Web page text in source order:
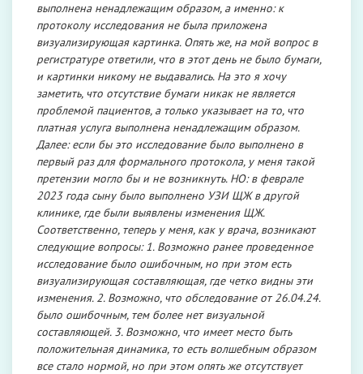
выполнена ненадлежащим образом, а именно: к
протоколу исследования не была приложена
визуализирующая картинка. Опять же, на мой вопрос в
регистратуре ответили, что в этот день не было бумаги,
и картинки никому не выдавались. На это я хочу
заметить, что отсутствие бумаги никак не является
проблемой пациентов, а только указывает на то, что
платная услуга выполнена ненадлежащим образом.
Далее: если бы это исследование было выполнено в
первый раз для формального протокола, у меня такой
претензии могло бы и не возникнуть. НО: в феврале
2023 года сыну было выполнено УЗИ ЩЖ в другой
клинике, где были выявлены изменения ЩЖ.
Соответственно, теперь у меня, как у врача, возникают
следующие вопросы: 1. Возможно ранее проведенное
исследование было ошибочным, но при этом есть
визуализирующая составляющая, где четко видны эти
изменения. 2. Возможно, что обследование от 26.04.24.
было ошибочным, тем более нет визуальной
составляющей. 3. Возможно, что имеет место быть
положительная динамика, то есть волшебным образом
все стало нормой, но при этом опять же отсутствует